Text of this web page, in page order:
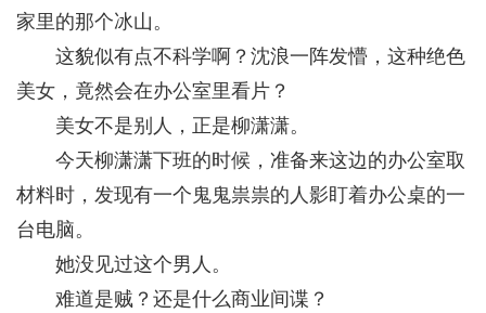
家里的那个冰山。
这貌似有点不科学啊？沈浪一阵发懵，这种绝色
美女，竟然会在办公室里看片？
美女不是别人，正是柳潇潇。
今天柳潇潇下班的时候，准备来这边的办公室取
材料时，发现有一个鬼鬼祟祟的人影盯着办公桌的一
台电脑。
她没见过这个男人。
难道是贼？还是什么商业间谍？